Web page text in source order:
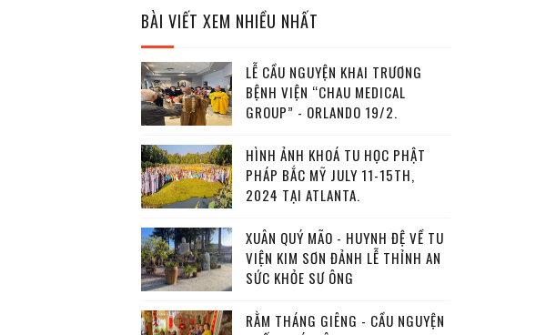
BÀI VIẾT XEM NHIỀU NHẤT
LỄ CẦU NGUYỆN KHAI TRƯƠNG
BỆNH VIỆN “CHAU MEDICAL
GROUP” - ORLANDO 19/2.
HÌNH ẢNH KHOÁ TU HỌC PHẬT
PHÁP BẮC MỸ JULY 11-15TH,
2024 TẠI ATLANTA.
XUÂN QUÝ MÃO - HUYNH ĐỆ VỀ TU
VIỆN KIM SƠN ĐẢNH LỄ THỈNH AN
SỨC KHỎE SƯ ÔNG
RẰM THÁNG GIÊNG - CẦU NGUYỆN